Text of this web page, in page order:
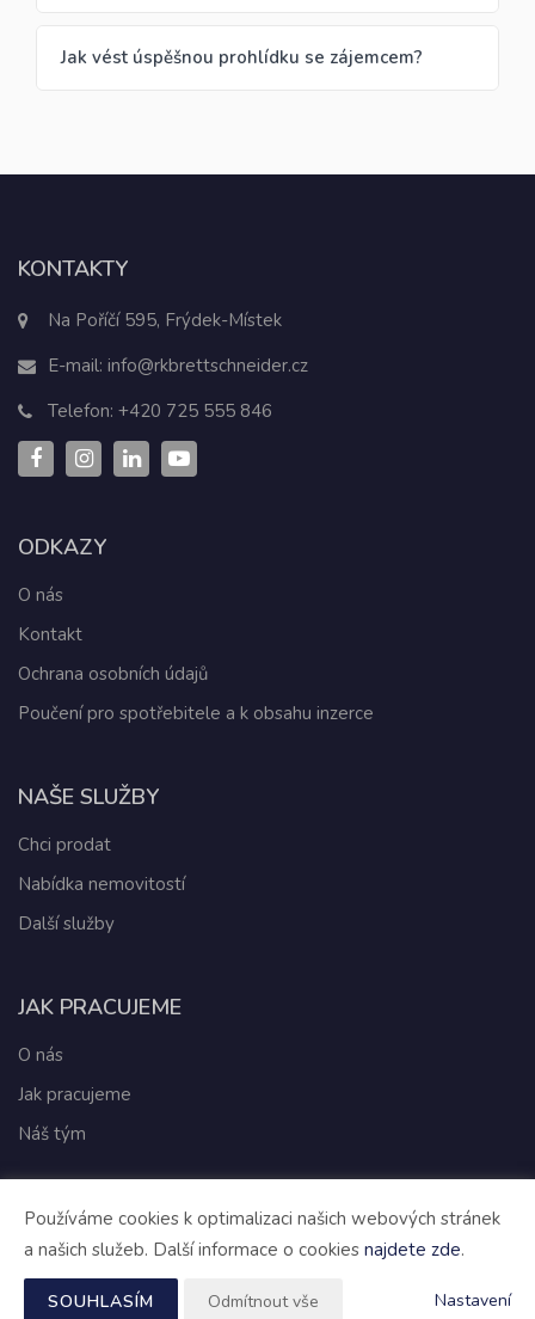
Jak vést úspěšnou prohlídku se zájemcem?
KONTAKTY
Na Poříčí 595, Frýdek-Místek
E-mail: info@rkbrettschneider.cz
Telefon: +420 725 555 846
ODKAZY
O nás
Kontakt
Ochrana osobních údajů
Poučení pro spotřebitele a k obsahu inzerce
NAŠE SLUŽBY
Chci prodat
Nabídka nemovitostí
Další služby
JAK PRACUJEME
O nás
Jak pracujeme
Náš tým
Vytvořeno v systému CHYTRÝ WEB RK
Tomawell s.r.o. © 2026
Používáme cookies k optimalizaci našich webových stránek
a našich služeb. Další informace o cookies najdete zde.
SOUHLASÍM Odmítnout vše Nastavení